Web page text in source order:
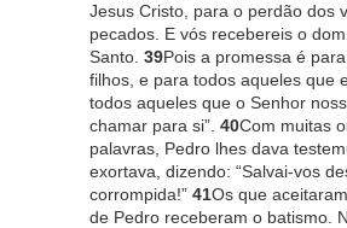
Jesus Cristo, para o perdão dos
pecados. E vós recebereis o
Santo. 39Pois a promessa é
filhos, e para todos aqueles que
todos aqueles que o Senhor
chamar para si”. 40Com muitas
palavras, Pedro lhes dava
exortava, dizendo: “Salvai-vos
corrompida!” 41Os que
de Pedro receberam o batismo.